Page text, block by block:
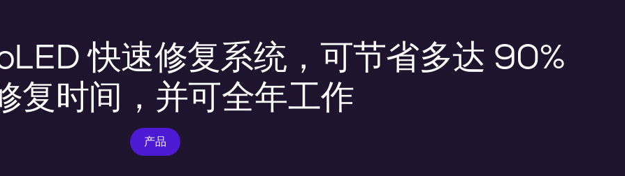
快速修复系统，可节省多达 90%
复时间，并可全年工作
产品